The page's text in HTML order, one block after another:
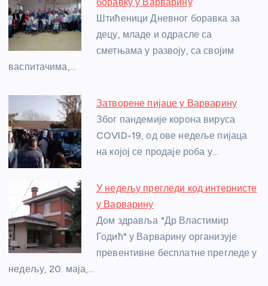
o
o
k
g
er
p
p
e
Штићеници Дневног боравка за
децу, младе и одрасле са
сметњама у развоју, са својим
васпитачима,…
Затворене пијаце у Варварину
Због пандемије корона вируса
COVID-19, од ове недеље пијаца
на којој се продаје роба у…
У недељу прегледи код интернисте
у Варварину
Дом здравља "Др Властимир
Годић" у Варварину организује
превентивне бесплатне прегледе у
недељу, 20. маја,…